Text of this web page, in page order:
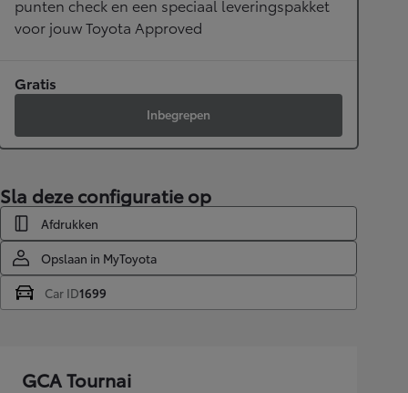
punten check en een speciaal leveringspakket
voor jouw Toyota Approved
Gratis
Inbegrepen
Sla deze configuratie op
Afdrukken
Opslaan in MyToyota
Car ID1699
GCA Tournai